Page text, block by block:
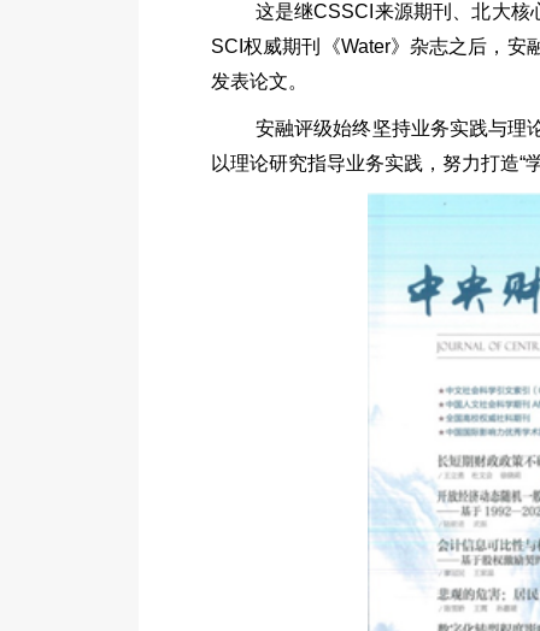
这是继CSSCI 来源期刊、北大核
SCI 权威期刊《Water》杂志之后，安
发表论文。
安融评级始终坚持业务实践与理
以理论研究指导业务实践，努力打造“